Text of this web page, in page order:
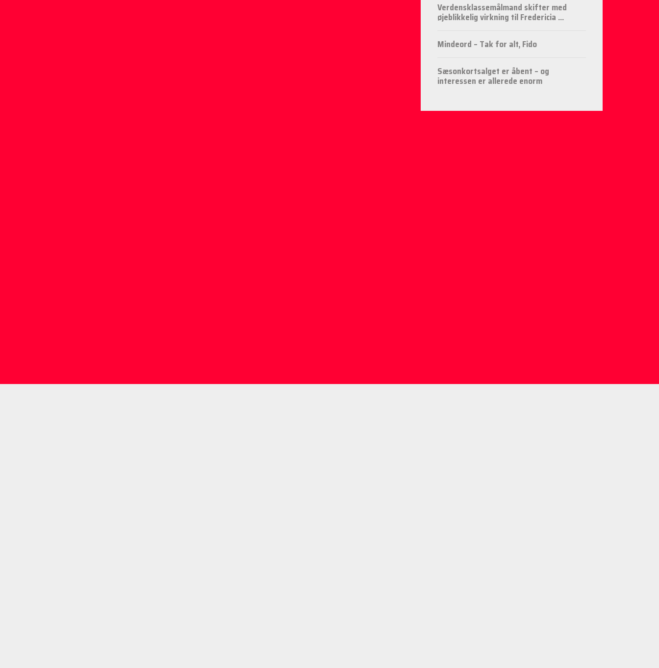
Verdensklassemålmand skifter med
øjeblikkelig virkning til Fredericia ...
Mindeord – Tak for alt, Fido
Sæsonkortsalget er åbent – og
interessen er allerede enorm